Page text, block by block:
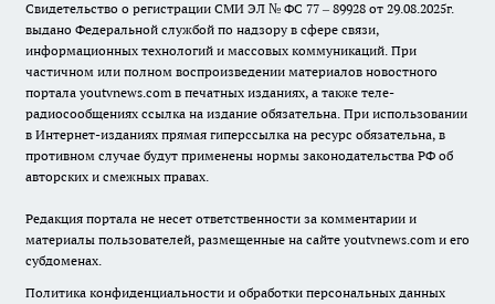
Свидетельство о регистрации СМИ ЭЛ № ФС 77 – 89928 от 29.08.2025г.
выдано Федеральной службой по надзору в сфере связи,
информационных технологий и массовых коммуникаций. При
частичном или полном воспроизведении материалов новостного
портала youtvnews.com в печатных изданиях, а также теле-
радиосообщениях ссылка на издание обязательна. При использовании
в Интернет-изданиях прямая гиперссылка на ресурс обязательна, в
противном случае будут применены нормы законодательства РФ об
авторских и смежных правах.
Редакция портала не несет ответственности за комментарии и
материалы пользователей, размещенные на сайте youtvnews.com и его
субдоменах.
Политика конфиденциальности и обработки персональных данных